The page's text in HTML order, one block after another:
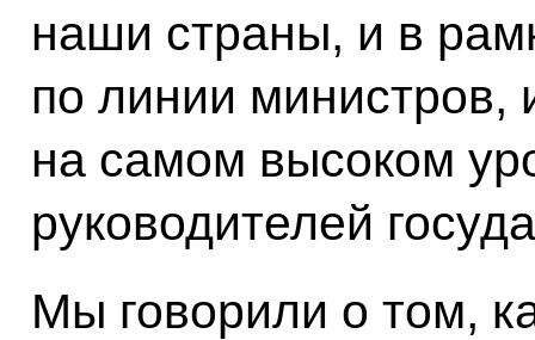
наши страны, и в
по линии министров,
на самом высоком
руководителей
Мы говорили о том,